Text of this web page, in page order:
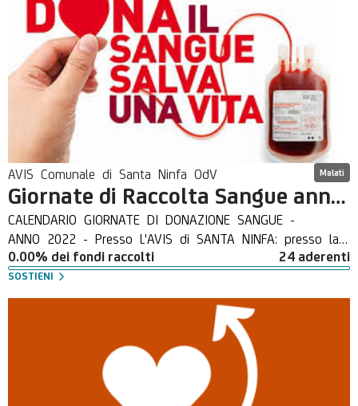
AVIS Comunale di Santa Ninfa OdV Malati
Giornate di Raccolta Sangue anno 2022
CALENDARIO GIORNATE DI DONAZIONE SANGUE -
ANNO 2022 - Presso L'AVIS di SANTA NINFA: presso la
nostra sede si effettuerà la Giornata di Raccolta
Sangue dalle ore 8,30 alle ore 12,30. Le Parole, da sole,
non servono a niente. Donare è sacrificio. Se ti senti
bene dai un po' del Tuo sangue per sentirti meglio!
Aiutando gli Altri controlli la Tua salute e aiuti Te
stesso. Fidando nella Tua sensibilità e generosità
verso chi ha bisogno, Ti ricordo che Tu puoi contribuire
a salvare una vita umana anche sollecitando amici e
0.00% dei fondi raccolti 24 aderenti
SOSTIENI